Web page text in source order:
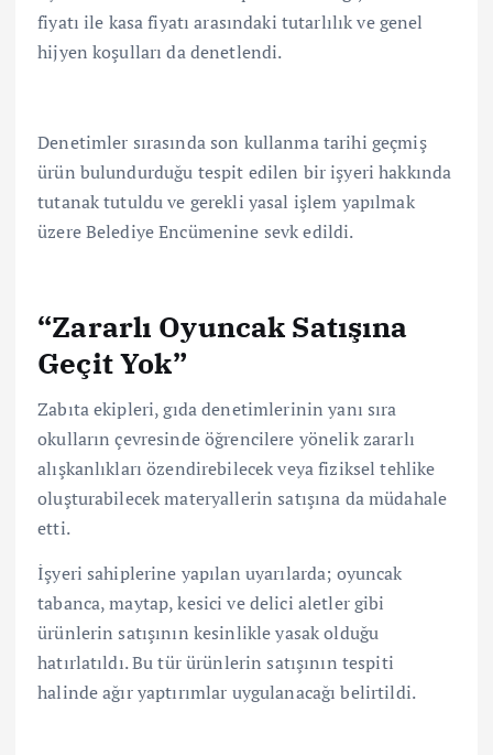
fiyatı ile kasa fiyatı arasındaki tutarlılık ve genel
hijyen koşulları da denetlendi.
Denetimler sırasında son kullanma tarihi geçmiş
ürün bulundurduğu tespit edilen bir işyeri hakkında
tutanak tutuldu ve gerekli yasal işlem yapılmak
üzere Belediye Encümenine sevk edildi.
“Zararlı Oyuncak Satışına
Geçit Yok”
Zabıta ekipleri, gıda denetimlerinin yanı sıra
okulların çevresinde öğrencilere yönelik zararlı
alışkanlıkları özendirebilecek veya fiziksel tehlike
oluşturabilecek materyallerin satışına da müdahale
etti.
İşyeri sahiplerine yapılan uyarılarda; oyuncak
tabanca, maytap, kesici ve delici aletler gibi
ürünlerin satışının kesinlikle yasak olduğu
hatırlatıldı. Bu tür ürünlerin satışının tespiti
halinde ağır yaptırımlar uygulanacağı belirtildi.